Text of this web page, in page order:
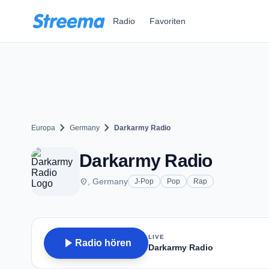
Radio Favoriten
Europa chevron_right Germany chevron_right Darkarmy Radio
Darkarmy Radio
place , Germany J-Pop Pop Rap
play_arrow Radio hören
LIVE
Darkarmy Radio